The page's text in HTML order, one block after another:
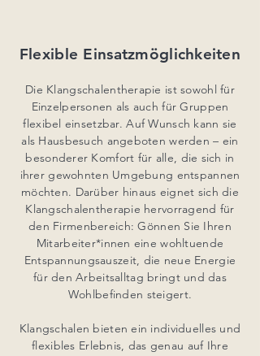
Flexible Einsatzmöglichkeiten
Die Klangschalentherapie ist sowohl für
Einzelpersonen als auch für Gruppen
flexibel einsetzbar. Auf Wunsch kann sie
als Hausbesuch angeboten werden – ein
besonderer Komfort für alle, die sich in
ihrer gewohnten Umgebung entspannen
möchten. Darüber hinaus eignet sich die
Klangschalentherapie hervorragend für
den Firmenbereich: Gönnen Sie Ihren
Mitarbeiter*innen eine wohltuende
Entspannungsauszeit, die neue Energie
für den Arbeitsalltag bringt und das
Wohlbefinden steigert.
Klangschalen bieten ein individuelles und
flexibles Erlebnis, das genau auf Ihre